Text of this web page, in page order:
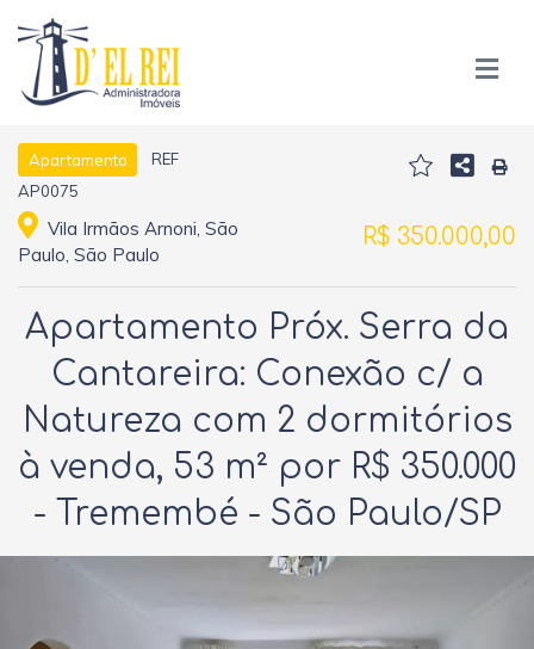
Apartamento
REF
AP0075
Vila Irmãos Arnoni, São
Paulo, São Paulo
R$ 350.000,00
Apartamento Próx. Serra da
Cantareira: Conexão c/ a
Natureza com 2 dormitórios
à venda, 53 m² por R$ 350.000
- Tremembé - São Paulo/SP